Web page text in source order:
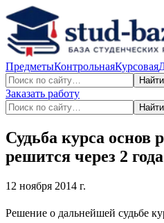
ПредметыКонтрольнаяКурсовая
Найти
Заказать работу
Найти
Судьба курса основ
решится через 2 года
12 ноября 2014 г.
Решение о дальнейшей судьбе